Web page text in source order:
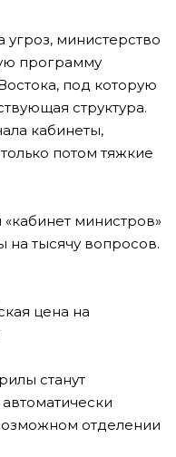
министерство
программу
под которую
структура.
кабинеты,
потом тяжкие
министров»
на тысячу вопросов.
цена на
станут
отделении